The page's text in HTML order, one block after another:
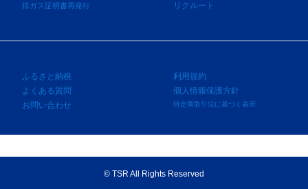
排ガス証明書再発行 リクルート
ふるさと納税
利用規約
よくある質問
個人情報保護方針
お問い合わせ
特定商取引法に基づく表示
© TSR All Rights Reserved